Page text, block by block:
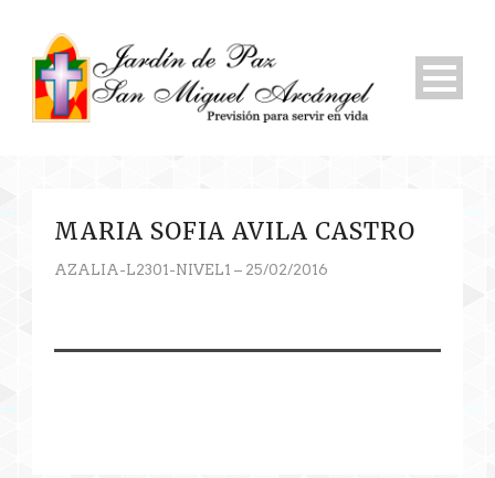
MARIA SOFIA AVILA CASTRO
AZALIA-L2301-NIVEL1 – 25/02/2016